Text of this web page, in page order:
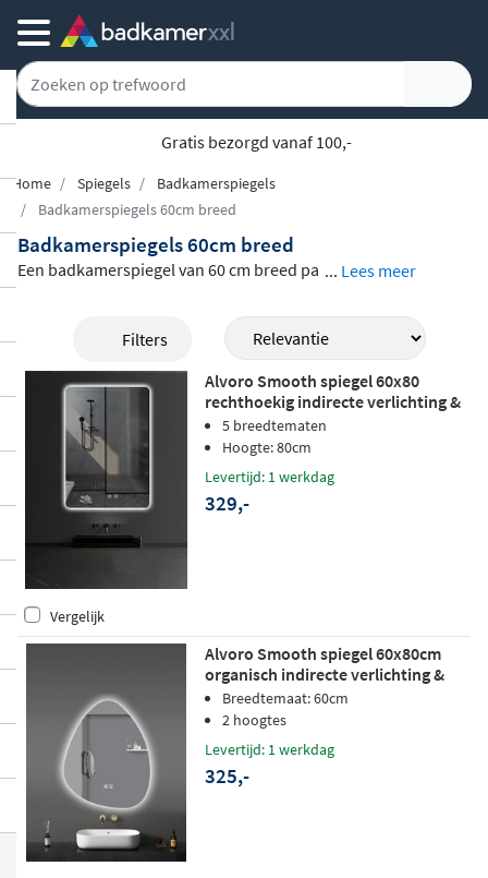
Gratis bezorgd vanaf 100,-
Home Spiegels
Badkamerspiegels
Badkamerspiegels 60cm breed
Badkamerspiegels 60cm breed
Een badkamerspiegel van 60 cm breed pa
aar in een groot aantal uitvoeringen. In dit
spiegels met en zonde
r LED-verlichting, ronde en rechthoekige
modellen, spiegels met een houten of alu
minium omlijsting en uitvoeringen met ha
ndige extra functies zoals eendimmbare v
erlichting, condensvrije coating of een in
gebouwde klok. Van strakke minimalistisc
nten, er is altijd een spiegel die aansluit bi
j jouw badkamerstijl.
... Lees meer
Filters
Alvoro Smooth spiegel 60x80
rechthoekig indirecte verlichting &
verwarming
5 breedtematen
Hoogte: 80cm
Levertijd: 1 werkdag
329,-
Vergelijk
Alvoro Smooth spiegel 60x80cm
organisch indirecte verlichting &
verwarming
Breedtemaat: 60cm
2 hoogtes
Levertijd: 1 werkdag
325,-